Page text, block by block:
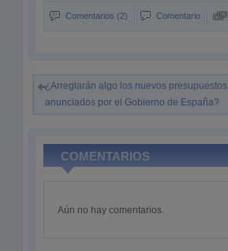
Comentarios (2) Comentario
¿Arreglarán algo los nuevos presupuestos
anunciados por el Gobierno de España?
COMENTARIOS
Aún no hay comentarios.